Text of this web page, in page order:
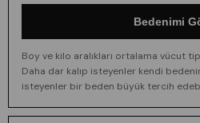
Bedenimi
Boy ve kilo aralıkları ortalama vücut
Daha dar kalıp isteyenler kendi
isteyenler bir beden büyük tercih